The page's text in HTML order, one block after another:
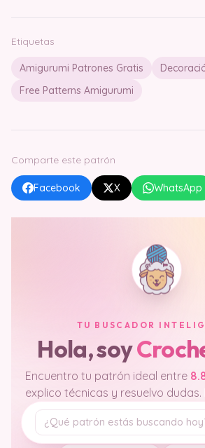
Etiquetas
Amigurumi Patrones Gratis
Free Patterns Amigurumi
Comparte este patrón
Facebook X WhatsApp
TU BUSCADOR
Hola, soy
Encuentro tu patrón ideal entre
explico técnicas y resuelvo dudas.
Tu pregunta